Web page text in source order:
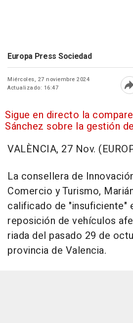
Europa Press Sociedad
Miércoles, 27 noviembre 2024
Actualizado: 16:47
Sigue en directo la
Sánchez sobre la gestión
VALÈNCIA, 27 Nov.
La consellera de
Comercio y Turismo,
calificado de "insuficiente"
reposición de vehículos
riada del pasado 29 de
provincia de Valencia.